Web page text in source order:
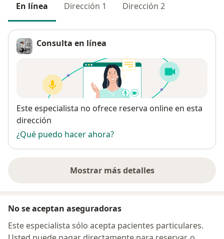
En línea Dirección 1 Dirección 2
Consulta en línea
Disponibilidad
Este especialista no ofrece reserva online en esta
dirección
¿Qué puedo hacer ahora?
Mostrar más detalles
sobre la dirección
No se aceptan aseguradoras
Este especialista sólo acepta pacientes particulares.